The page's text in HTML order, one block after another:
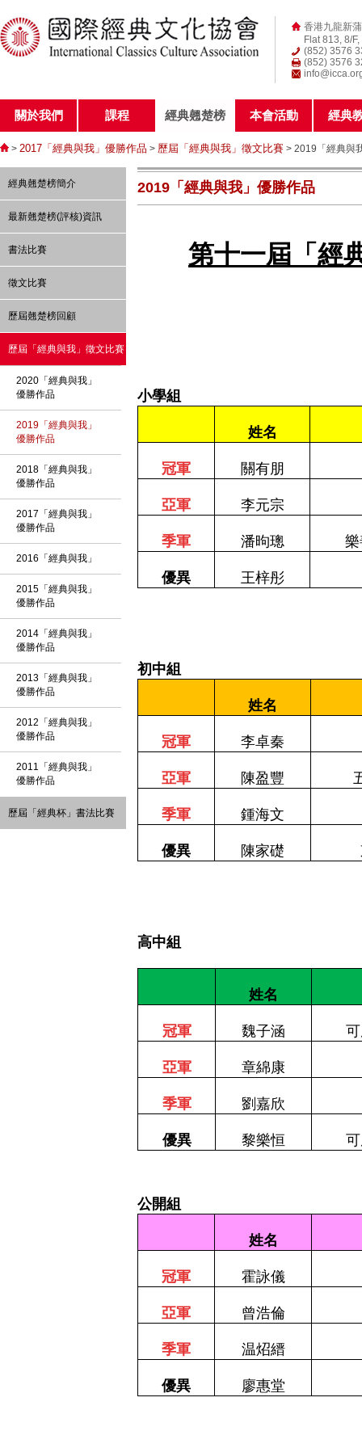
香港九龍新
Flat 813, 8/
(852) 3576
(852) 3576
關於我們 課程 經典翹楚榜 本會活動 經典
> 2017「經典與我」優勝作品 > 歷屆「經典與我」徵文比賽 > 2019「經典與
經典翹楚榜簡介
最新翹楚榜(評核)資訊
書法比賽
徵文比賽
歷屆翹楚榜回顧
歷屆「經典與我」徵文比賽
2020「經典與我」
優勝作品
2019「經典與我」
優勝作品
2018「經典與我」
優勝作品
2017「經典與我」
優勝作品
2016「經典與我」
2015「經典與我」
優勝作品
2014「經典與我」
優勝作品
2013「經典與我」
優勝作品
2012「經典與我」
優勝作品
2011「經典與我」
優勝作品
歷屆「經典杯」書法比賽
2019「經典與我」優勝作品
第十一屆「經
小學組
姓名
冠軍 關有朋
亞軍 李元宗
季軍 潘昫璁
優異 王梓彤
初中組
姓名
冠軍 李卓秦
亞軍 陳盈豐
季軍 鍾海文
優異 陳家礎
高中組
姓名
冠軍 魏子涵
亞軍 章綿康
季軍 劉嘉欣
優異 黎樂恒
公開組
姓名
冠軍 霍詠儀
亞軍 曾浩倫
季軍 温炤縉
優異 廖惠堂